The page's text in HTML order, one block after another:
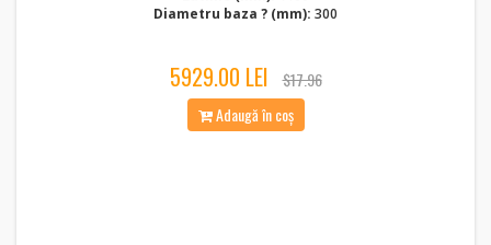
Diametru baza ? (mm): 300
5929.00 LEI
$17.96
Adaugă în coș